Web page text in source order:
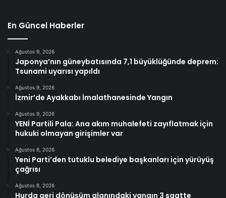
En Güncel Haberler
Ağustos 9, 2026
Japonya’nın güneybatısında 7,1 büyüklüğünde deprem:
Tsunami uyarısı yapıldı
Ağustos 9, 2026
İzmir’de Ayakkabı İmalathanesinde Yangın
Ağustos 9, 2026
YENİ Partili Pala: Ana akım muhalefeti zayıflatmak için
hukuki olmayan girişimler var
Ağustos 8, 2026
Yeni Parti’den tutuklu belediye başkanları için yürüyüş
çağrısı
Ağustos 8, 2026
Hurda geri dönüşüm alanındaki yangın 3 saatte